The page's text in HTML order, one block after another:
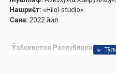
Нашриёт: «Hilol-studio»
Сана: 2022 йил
Ўзбекистон Республикаси